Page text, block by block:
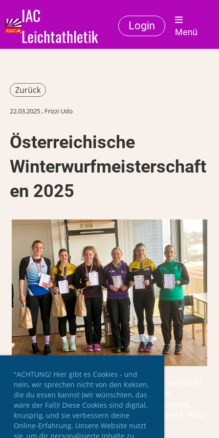
"ACHTUNG! Hier gibt es Cookies - und
nein, wir sprechen nicht von den Keksen,
die du essen kannst (wir wünschten, das
wäre der Fall)! Diese Cookies sind digital,
knusprig, und sie verbessern deine
Online-Erfahrung. Unsere Website nutzt
sie, um dir personalisierte Inhalte zu
IAC
Leichtathletik
Login
Menü
Zurück
22.03.2025, Frizzi Udo
Österreichische
Winterwurfmeisterschaft
en 2025
Mit einer persönlichen Saisonbestleistung von 48,97
💪 warf sich heute bei den Österreichischen
Winterwurfmeisterschaften in Amstetten unsere
Christina Scheffauer auf den hervorragenden 4. Platz
👏